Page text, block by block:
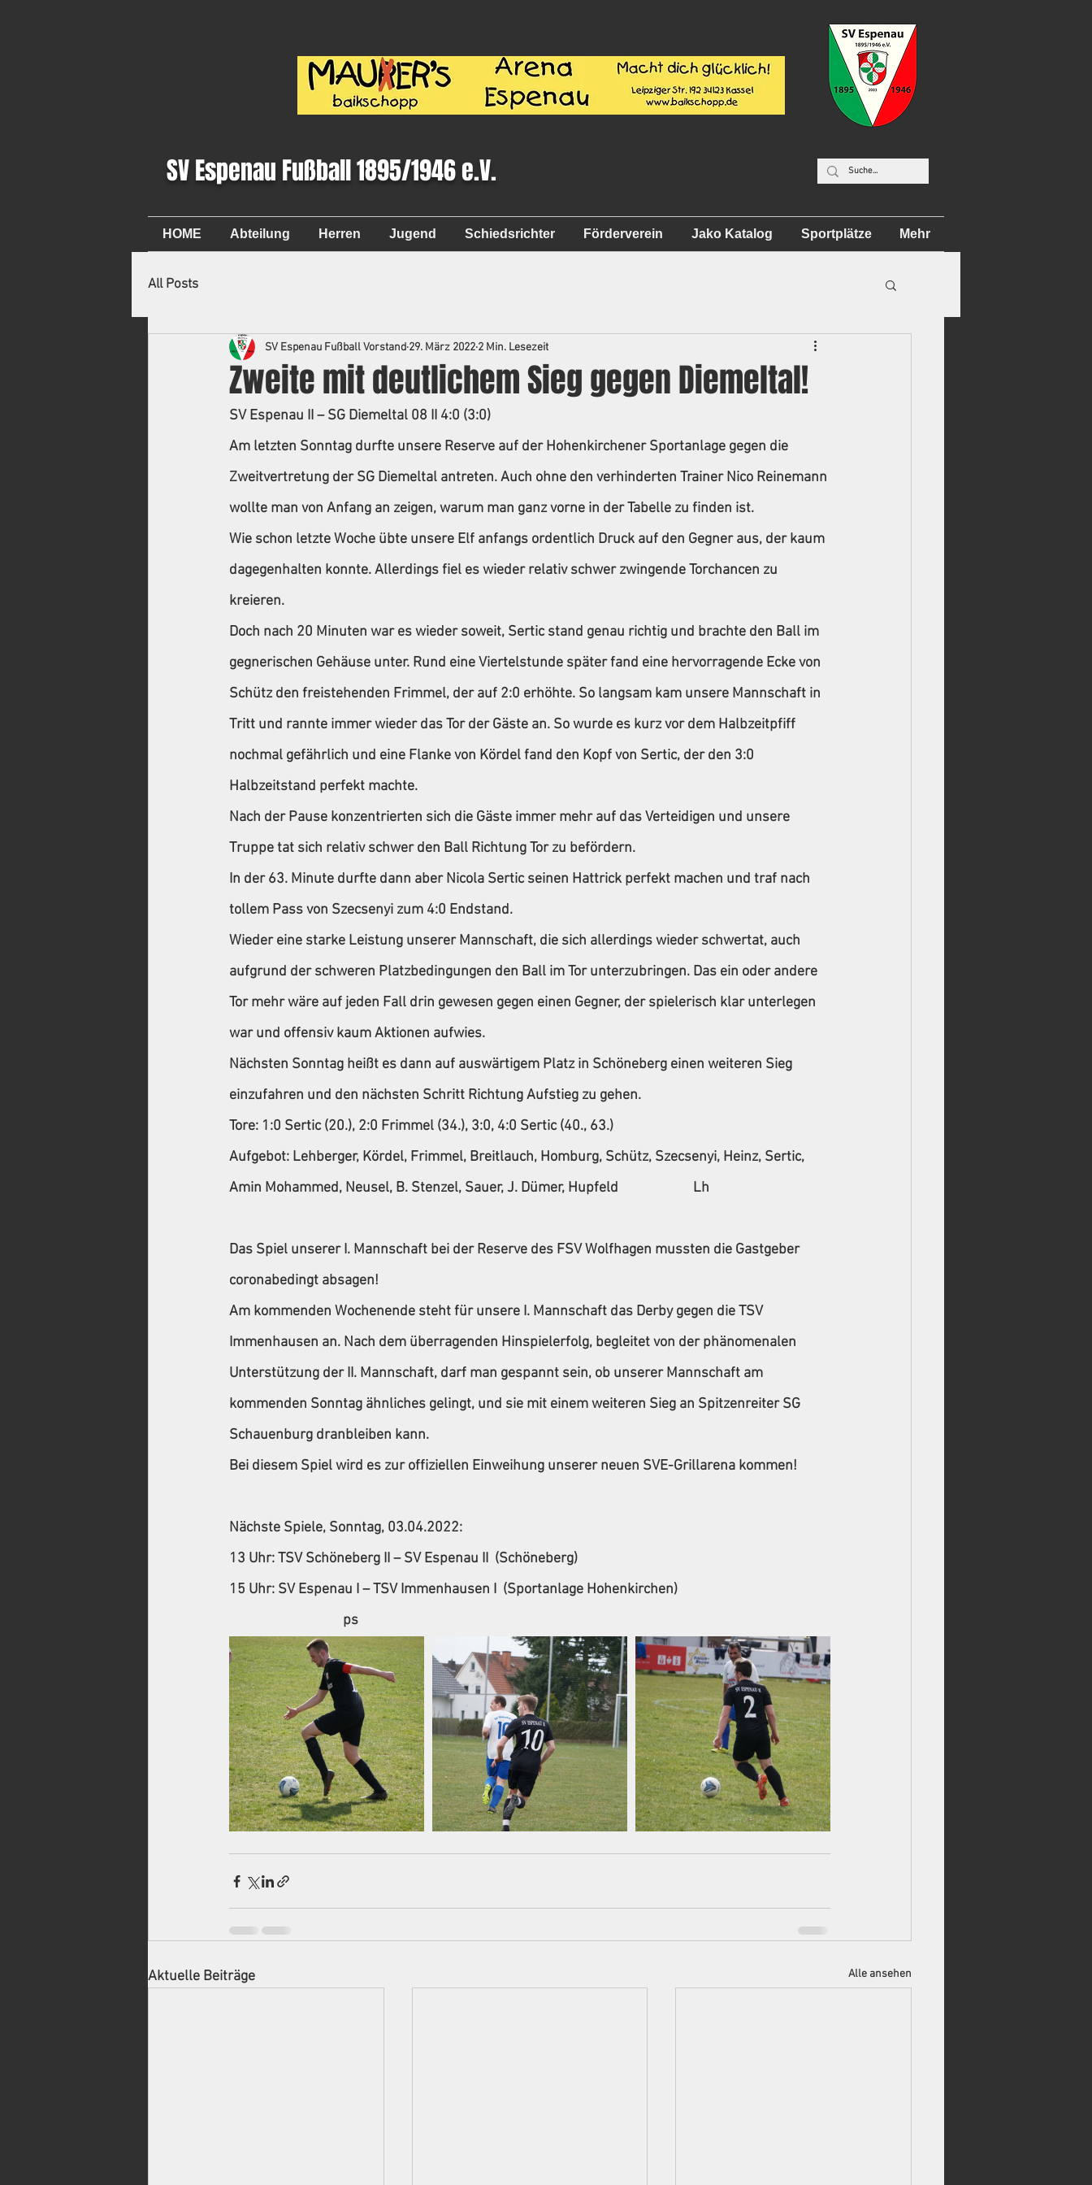
SV Espenau Fußball 1895/1946 e.V.
HOME Abteilung Herren Jugend Schiedsrichter Förderverein Jako Katalog Sportplätze Mehr
All Posts
Zweite mit deutlichem Sieg gegen Diemeltal!
SV Espenau Fußball Vorstand 29. März 2022 2 Min. Lesezeit
SV Espenau II – SG Diemeltal 08 II 4:0 (3:0)
Am letzten Sonntag durfte unsere Reserve auf der Hohenkirchener Sportanlage gegen die
Zweitvertretung der SG Diemeltal antreten. Auch ohne den verhinderten Trainer Nico Reinemann
wollte man von Anfang an zeigen, warum man ganz vorne in der Tabelle zu finden ist.
Wie schon letzte Woche übte unsere Elf anfangs ordentlich Druck auf den Gegner aus, der kaum
dagegenhalten konnte. Allerdings fiel es wieder relativ schwer zwingende Torchancen zu
kreieren.
Doch nach 20 Minuten war es wieder soweit, Sertic stand genau richtig und brachte den Ball im
gegnerischen Gehäuse unter. Rund eine Viertelstunde später fand eine hervorragende Ecke von
Schütz den freistehenden Frimmel, der auf 2:0 erhöhte. So langsam kam unsere Mannschaft in
Tritt und rannte immer wieder das Tor der Gäste an. So wurde es kurz vor dem Halbzeitpfiff
nochmal gefährlich und eine Flanke von Kördel fand den Kopf von Sertic, der den 3:0
Halbzeitstand perfekt machte.
Nach der Pause konzentrierten sich die Gäste immer mehr auf das Verteidigen und unsere
Truppe tat sich relativ schwer den Ball Richtung Tor zu befördern.
In der 63. Minute durfte dann aber Nicola Sertic seinen Hattrick perfekt machen und traf nach
tollem Pass von Szecsenyi zum 4:0 Endstand.
Wieder eine starke Leistung unserer Mannschaft, die sich allerdings wieder schwertat, auch
aufgrund der schweren Platzbedingungen den Ball im Tor unterzubringen. Das ein oder andere
Tor mehr wäre auf jeden Fall drin gewesen gegen einen Gegner, der spielerisch klar unterlegen
war und offensiv kaum Aktionen aufwies.
Nächsten Sonntag heißt es dann auf auswärtigem Platz in Schöneberg einen weiteren Sieg
einzufahren und den nächsten Schritt Richtung Aufstieg zu gehen.
Tore: 1:0 Sertic (20.), 2:0 Frimmel (34.), 3:0, 4:0 Sertic (40., 63.)
Aufgebot: Lehberger, Kördel, Frimmel, Breitlauch, Homburg, Schütz, Szecsenyi, Heinz, Sertic,
Amin Mohammed, Neusel, B. Stenzel, Sauer, J. Dümer, Hupfeld                       Lh
Das Spiel unserer I. Mannschaft bei der Reserve des FSV Wolfhagen mussten die Gastgeber
coronabedingt absagen!
Am kommenden Wochenende steht für unsere I. Mannschaft das Derby gegen die TSV
Immenhausen an. Nach dem überragenden Hinspielerfolg, begleitet von der phänomenalen
Unterstützung der II. Mannschaft, darf man gespannt sein, ob unserer Mannschaft am
kommenden Sonntag ähnliches gelingt, und sie mit einem weiteren Sieg an Spitzenreiter SG
Schauenburg dranbleiben kann.
Bei diesem Spiel wird es zur offiziellen Einweihung unserer neuen SVE-Grillarena kommen!
Nächste Spiele, Sonntag, 03.04.2022:
13 Uhr: TSV Schöneberg II – SV Espenau II  (Schöneberg)
15 Uhr: SV Espenau I – TSV Immenhausen I  (Sportanlage Hohenkirchen)
                                   ps
Aktuelle Beiträge Alle ansehen